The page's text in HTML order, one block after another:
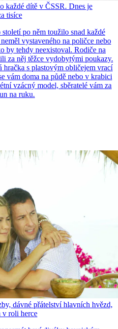
každé dítě v ČSSR. Dnes je
tisíce
po něm toužilo snad každé
vystaveného na poličce nebo
by tehdy neexistoval. Rodiče na
za něj těžce vydobytými poukazy.
hračka s plastovým obličejem vrací
vám doma na půdě nebo v krabici
vzácný model, sběratelé vám za
na ruku.
dávné přátelství hlavních hvězd,
v roli herce